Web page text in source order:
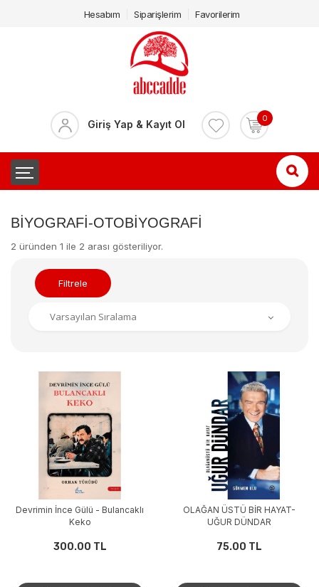
Hesabım Siparişlerim Favorilerim
Giriş Yap & Kayıt Ol 0
BIYOGRAFI-OTOBIYOGRAFI
2 üründen 1 ile 2 arası gösteriliyor.
Filtrele
Devrimin İnce Gülü - Bulancaklı
Keko
300.00 TL
OLAĞAN ÜSTÜ BİR HAYAT-
UĞUR DÜNDAR
75.00 TL